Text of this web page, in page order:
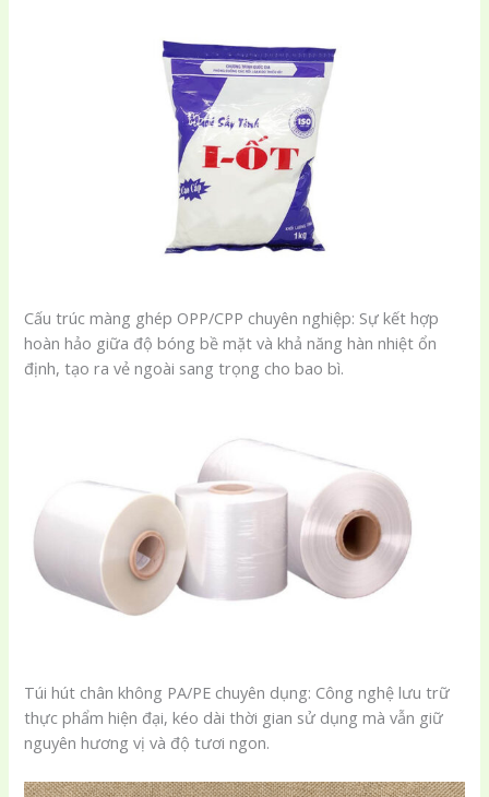
Cấu trúc màng ghép OPP/CPP chuyên nghiệp: Sự kết hợp
hoàn hảo giữa độ bóng bề mặt và khả năng hàn nhiệt ổn
định, tạo ra vẻ ngoài sang trọng cho bao bì.
Túi hút chân không PA/PE chuyên dụng: Công nghệ lưu trữ
thực phẩm hiện đại, kéo dài thời gian sử dụng mà vẫn giữ
nguyên hương vị và độ tươi ngon.